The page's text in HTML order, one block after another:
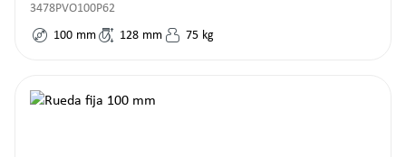
3478PVO100P62
100 mm 128 mm 75 kg